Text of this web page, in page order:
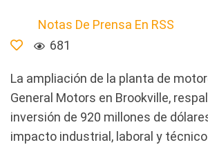
Notas De Prensa En RSS
681
La ampliación de la planta de
General Motors en Brookville,
inversión de 920 millones de
impacto industrial, laboral y